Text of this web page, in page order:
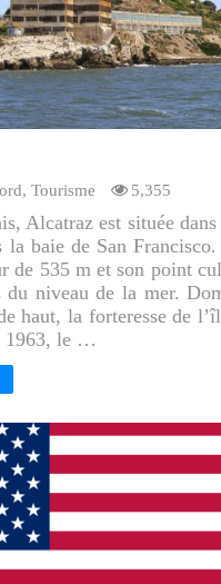
,Tourisme 5,355
Alcatraz est située dans
baie de San Francisco.
de 535 m et son point
du niveau de la mer.
haut, la forteresse de
1963, le …